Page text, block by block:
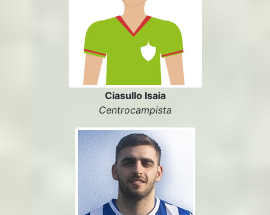
Ciasullo Isaia
Centrocampista